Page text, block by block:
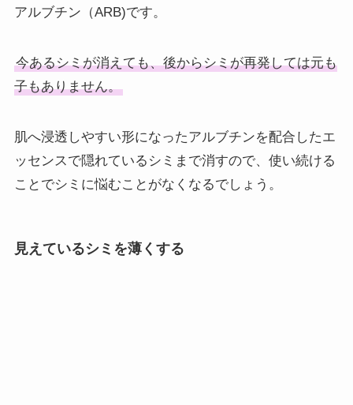
アルブチン（ARB)です。
今あるシミが消えても、後からシミが再発しては元も
子もありません。
肌へ浸透しやすい形になったアルブチンを配合したエ
ッセンスで隠れているシミまで消すので、使い続ける
ことでシミに悩むことがなくなるでしょう。
見えているシミを薄くする